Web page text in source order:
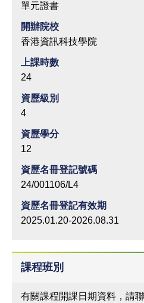
單元證書
開辦院校
香港資訊科技學院
上課時數
24
資歷級別
4
資歷學分
12
資歷名冊登記號碼
24/001106/L4
資歷名冊登記有效期
2025.01.20-2026.08.31
課程班別
有關課程開課日期資料，請